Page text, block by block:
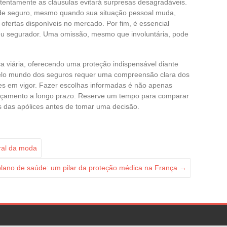
as cláusulas evitará surpresas desagradáveis.
seguro, mesmo quando sua situação pessoal muda,
disponíveis no mercado. Por fim, é essencial
segurador. Uma omissão, mesmo que involuntária, pode
viária, oferecendo uma proteção indispensável diante
mundo dos seguros requer uma compreensão clara dos
em vigor. Fazer escolhas informadas é não apenas
a longo prazo. Reserve um tempo para comparar
apólices antes de tomar uma decisão.
da moda
de saúde: um pilar da proteção médica na França →